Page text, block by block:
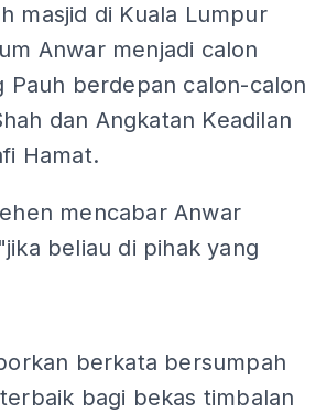
masjid di Kuala Lumpur
Anwar menjadi calon
Pauh berdepan calon-calon
dan Angkatan Keadilan
Hamat.
mencabar Anwar
beliau di pihak yang
berkata bersumpah
bagi bekas timbalan